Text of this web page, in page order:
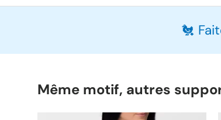
🐔
Même motif, autres